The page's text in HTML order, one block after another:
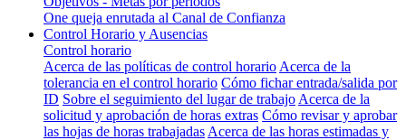
One queja enrutada al Canal de Confianza
Control Horario y Ausencias
Control horario
Acerca de las políticas de control horario Acerca de la
tolerancia en el control horario Cómo fichar entrada/salida por
ID Sobre el seguimiento del lugar de trabajo Acerca de la
solicitud y aprobación de horas extras Cómo revisar y aprobar
las hojas de horas trabajadas Acerca de las horas estimadas y